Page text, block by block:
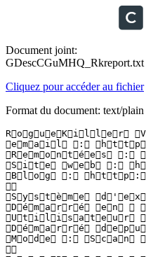
Document joint:
GDescCGuMHQ_Rkreport.txt
Cliquez pour accéder au fichier
Format du document: text/plain
R o g u e K i l l e r 
 e m a i l   : 
 R e m o n t é e s   : 
 S i t e   w e b   : 
 B l o g   :   h t t p : /
  
 S y s t è m e 
 D é m a r r é   e n   
 U t i l i s a t e u r 
 D é m a r r é 
 M o d e   :   S c a n 
  